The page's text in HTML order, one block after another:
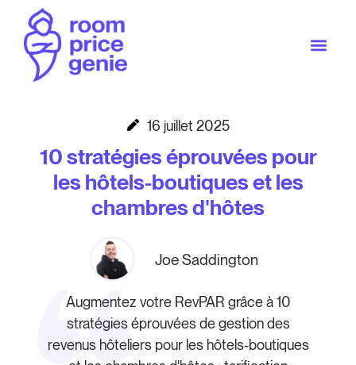
16 juillet 2025
10 stratégies éprouvées pour
les hôtels-boutiques et les
chambres d'hôtes
Joe Saddington
Augmentez votre RevPAR grâce à 10
stratégies éprouvées de gestion des
revenus hôteliers pour les hôtels-boutiques